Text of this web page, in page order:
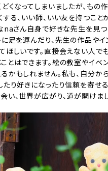
どくなってしまいましたが、もの
する、いい師、いい友を持つこと
naさん自身で好きな先生を見つ
に足を運んだり、先生の作品や
ほしいです。直接会えない人で
とはできます。絵の教室やイベ
かもしれません。私も、自分か
たり好きになったり信頼を寄せる
い、世界が広がり、道が開けま